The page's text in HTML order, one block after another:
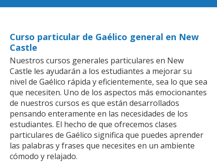
Curso particular de Gaélico general en New
Castle
Nuestros cursos generales particulares en New
Castle les ayudarán a los estudiantes a mejorar su
nivel de Gaélico rápida y eficientemente, sea lo que sea
que necesiten. Uno de los aspectos más emocionantes
de nuestros cursos es que están desarrollados
pensando enteramente en las necesidades de los
estudiantes. El hecho de que ofrecemos clases
particulares de Gaélico significa que puedes aprender
las palabras y frases que necesites en un ambiente
cómodo y relajado.